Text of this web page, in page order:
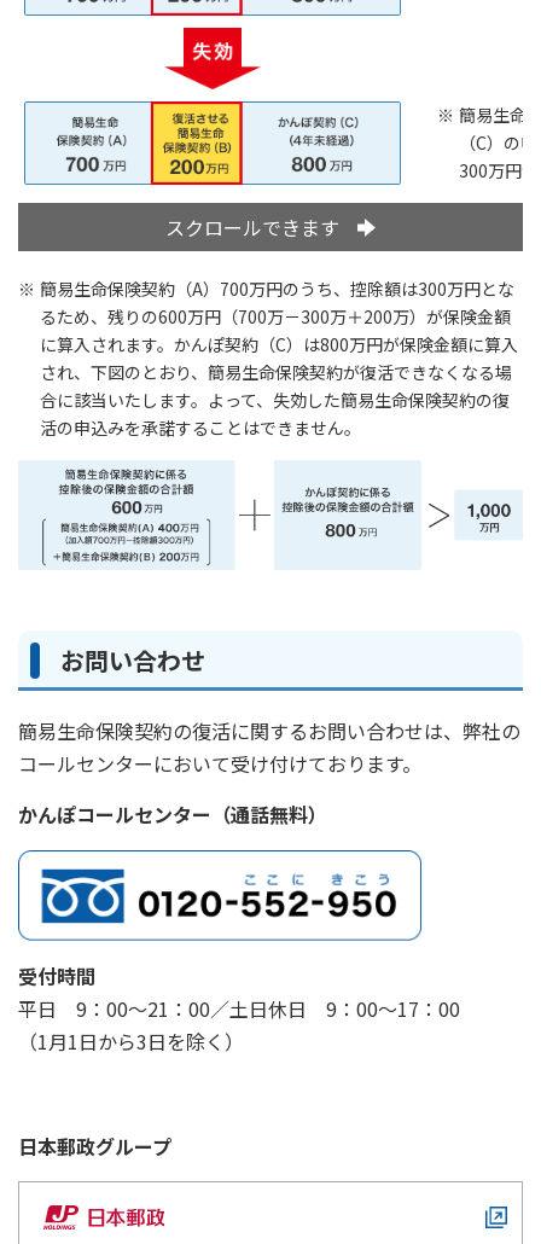
お問い合わせ
ラジオ体操・みんなの体操
ラジオ体操ポータルサイト
お客さまの声／お客さまサービス向上の取組み
かんぽジャンクション
簡易生命
（C）の
300万円
スクロールできます
簡易生命保険契約（A）700万円のうち、控除額は300万円とな
るため、残りの600万円（700万－300万＋200万）が保険金額
に算入されます。かんぽ契約（C）は800万円が保険金額に算入
され、下図のとおり、簡易生命保険契約が復活できなくなる場
合に該当いたします。よって、失効した簡易生命保険契約の復
活の申込みを承諾することはできません。
お問い合わせ
簡易生命保険契約の復活に関するお問い合わせは、弊社の
コールセンターにおいて受け付けております。
かんぽコールセンター（通話無料）
受付時間
平日 9：00～21：00／土日休日 9：00～17：00
（1月1日から3日を除く）
日本郵政グループ